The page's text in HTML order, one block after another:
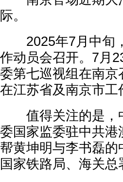
际。
2025年7月中旬，
作动员会召开。7月
委第七巡视组在南
在江苏省及南京市工
值得关注的是，
委国家监委驻中共
帮黄坤明与李书磊
国家铁路局、海关总